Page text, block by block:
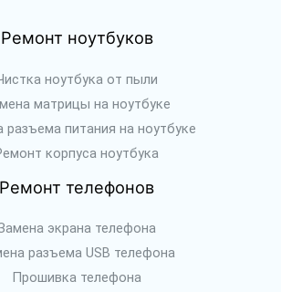
Ремонт ноутбуков
ноутбука от пыли
матрицы на ноутбуке
разъема питания на ноутбуке
корпуса ноутбука
Ремонт телефонов
экрана телефона
разъема USB телефона
Прошивка телефона